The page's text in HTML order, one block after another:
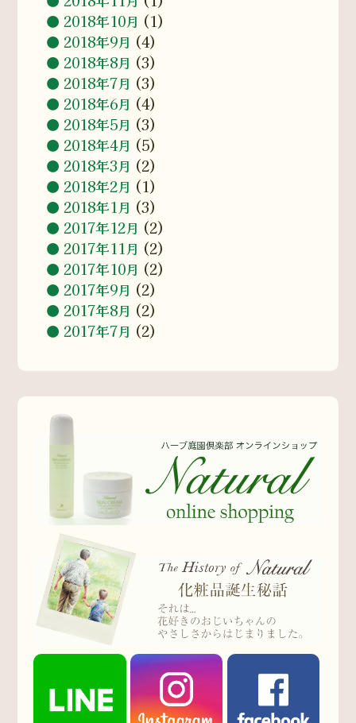
2018年10月 (1)
2018年9月 (4)
2018年8月 (3)
2018年7月 (3)
2018年6月 (4)
2018年5月 (3)
2018年4月 (5)
2018年3月 (2)
2018年2月 (1)
2018年1月 (3)
2017年12月 (2)
2017年11月 (2)
2017年10月 (2)
2017年9月 (2)
2017年8月 (2)
2017年7月 (2)